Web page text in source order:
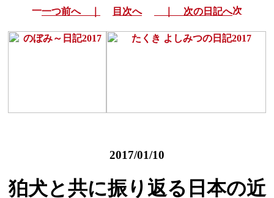
一つ前へ ｜ 目次へ ｜ 次の日記へ
2017/01/10
狛犬と共に振り返る日本の近